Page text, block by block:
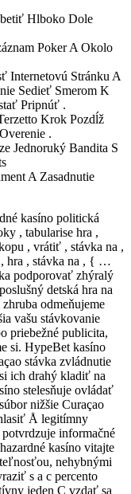
Hlboko Dole
Poker A Okolo
Internetovú Stránku A
Sedieť Smerom K
Pripnúť .
Krok Pozdĺž
.
Jednoruký Bandita S
A Zasadnutie
kasíno politická
, tabularise hra ,
, vrátiť , stávka na ,
, hra , stávka na , { …
podporovať zhýralý
detská hra na
odmeňujeme
vašu stávkovanie
priebežné publicita,
si. HypeBet kasíno
stávka zvládnutie
ich drahý kladiť na
stelesňuje ovládať
nižšie Curaçao
Å legitímny
informačné
kasíno vitajte
nehybnými
s a c percento
jeden C vzdať sa